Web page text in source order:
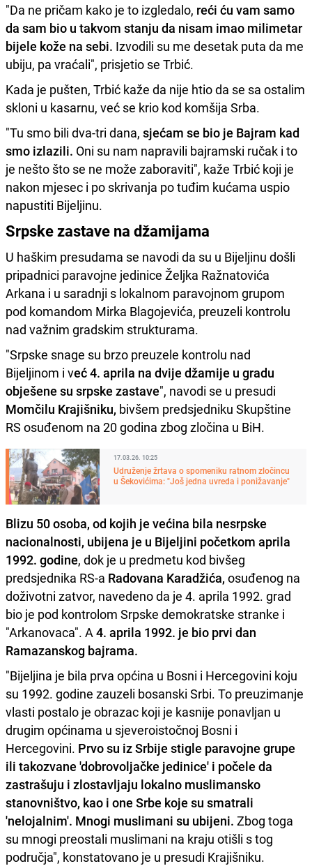
"Da ne pričam kako je to izgledalo, reći ću vam samo
da sam bio u takvom stanju da nisam imao milimetar
bijele kože na sebi. Izvodili su me desetak puta da me
ubiju, pa vraćali", prisjetio se Trbić.
Kada je pušten, Trbić kaže da nije htio da se sa ostalim
skloni u kasarnu, već se krio kod komšija Srba.
"Tu smo bili dva-tri dana, sjećam se bio je Bajram kad
smo izlazili. Oni su nam napravili bajramski ručak i to
je nešto što se ne može zaboraviti", kaže Trbić koji je
nakon mjesec i po skrivanja po tuđim kućama uspio
napustiti Bijeljinu.
Srpske zastave na džamijama
U haškim presudama se navodi da su u Bijeljinu došli
pripadnici paravojne jedinice Željka Ražnatovića
Arkana i u saradnji s lokalnom paravojnom grupom
pod komandom Mirka Blagojevića, preuzeli kontrolu
nad važnim gradskim strukturama.
"Srpske snage su brzo preuzele kontrolu nad
Bijeljinom i već 4. aprila na dvije džamije u gradu
obješene su srpske zastave", navodi se u presudi
Momčilu Krajišniku, bivšem predsjedniku Skupštine
RS osuđenom na 20 godina zbog zločina u BiH.
17.03.26. 10:25
Udruženje žrtava o spomeniku ratnom zločincu
u Šekovićima: "Još jedna uvreda i ponižavanje"
Blizu 50 osoba, od kojih je većina bila nesrpske
nacionalnosti, ubijena je u Bijeljini početkom aprila
1992. godine, dok je u predmetu kod bivšeg
predsjednika RS-a Radovana Karadžića, osuđenog na
doživotni zatvor, navedeno da je 4. aprila 1992. grad
bio je pod kontrolom Srpske demokratske stranke i
"Arkanovaca". A 4. aprila 1992. je bio prvi dan
Ramazanskog bajrama.
"Bijeljina je bila prva općina u Bosni i Hercegovini koju
su 1992. godine zauzeli bosanski Srbi. To preuzimanje
vlasti postalo je obrazac koji je kasnije ponavljan u
drugim općinama u sjeveroistočnoj Bosni i
Hercegovini. Prvo su iz Srbije stigle paravojne grupe
ili takozvane 'dobrovoljačke jedinice' i počele da
zastrašuju i zlostavljaju lokalno muslimansko
stanovništvo, kao i one Srbe koje su smatrali
'nelojalnim'. Mnogi muslimani su ubijeni. Zbog toga
su mnogi preostali muslimani na kraju otišli s tog
područja", konstatovano je u presudi Krajišniku.